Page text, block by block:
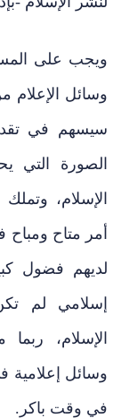
ويجب على
وسائل الإعلام
سيسهم في
الصورة
الإسلام،
أمر متاح
لديهم فضول
إسلامي لم
الإسلام،
وسائل إعلامية
في وقت باكر.